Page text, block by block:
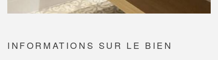
INFORMATIONS SUR LE BIEN